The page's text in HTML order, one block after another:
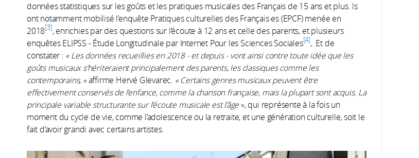
données statistiques sur les goûts et les pratiques musicales des Français de 15 ans et plus. ls
ont notamment mobilisé l’enquête Pratiques culturelles des Français·es (EPCF) menée en
2018 3 , enrichies par des questions sur l’écoute à 12 ans et celle des parents, et plusieurs
enquêtes ELIPSS - Étude Longitudinale par Internet Pour les Sciences Sociales 4 ,. Et de
constater : «Les données recueillies en 2018 - et depuis - vont ainsi contre toute idée que les
goûts musicaux s’hériteraient principalement des parents, les classiques comme les
contemporains, »affirme Hervé Glevarec. « Certains genres musicaux peuvent être
effectivement conservés de l’enfance, comme la chanson française, mais la plupart sont acquis. La
principale variable structurante sur l’écoute musicale est l’âge », qui représente à la fois un
moment du cycle de vie, comme l’adolescence ou la retraite, et une génération culturelle, soit le
fait d’avoir grandi avec certains artistes.